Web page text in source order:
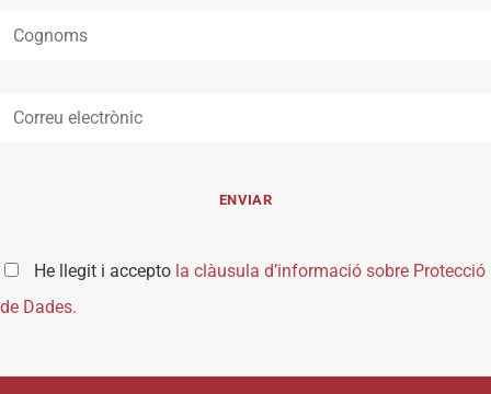
He llegit i accepto la clàusula d’informació sobre Protecció
de Dades.